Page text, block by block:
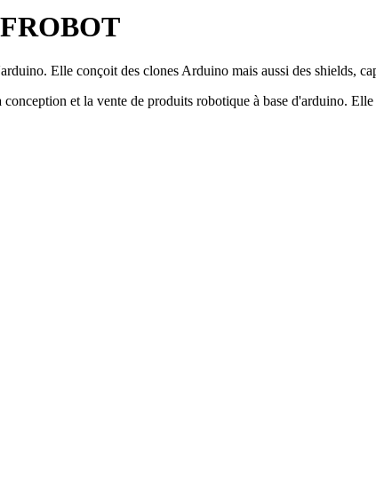
Elle conçoit des clones Arduino mais aussi des shields,
et la vente de produits robotique à base d'arduino.